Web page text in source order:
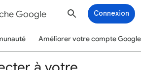
Google Connexion
Améliorer votre compte Google